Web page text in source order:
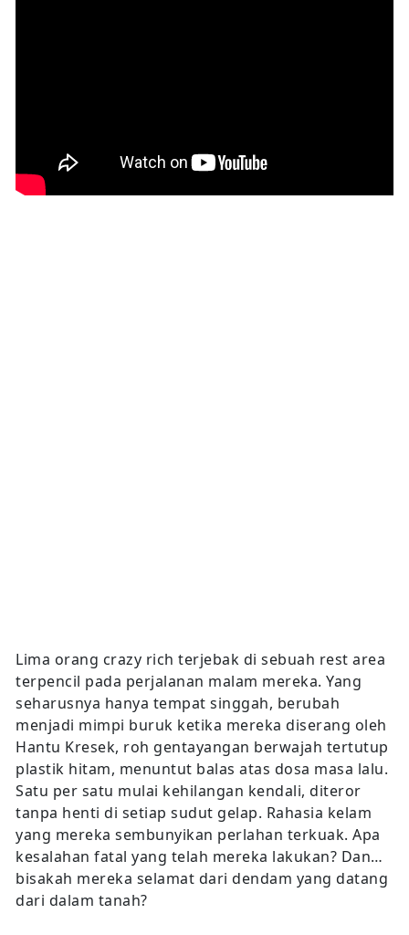
Lima orang crazy rich terjebak di sebuah rest area
terpencil pada perjalanan malam mereka. Yang
seharusnya hanya tempat singgah, berubah
menjadi mimpi buruk ketika mereka diserang oleh
Hantu Kresek, roh gentayangan berwajah tertutup
plastik hitam, menuntut balas atas dosa masa lalu.
Satu per satu mulai kehilangan kendali, diteror
tanpa henti di setiap sudut gelap. Rahasia kelam
yang mereka sembunyikan perlahan terkuak. Apa
kesalahan fatal yang telah mereka lakukan? Dan…
bisakah mereka selamat dari dendam yang datang
dari dalam tanah?